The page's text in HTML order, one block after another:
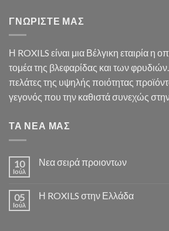
ΓΝΩΡΙΣΤΕ ΜΑΣ
Η ROXILS είναι μια Βέλγικη εταιρία η
τομέα της βλεφαρίδας και των
πελάτες της υψηλής ποιότητας
γεγονός που την καθιστά συνεχώς
ΤΑ ΝΕΑ ΜΑΣ
10
Ιούλ
Νεα σειρά προιοντων
05
Ιούλ
Η ROXILS στην Ελλάδα